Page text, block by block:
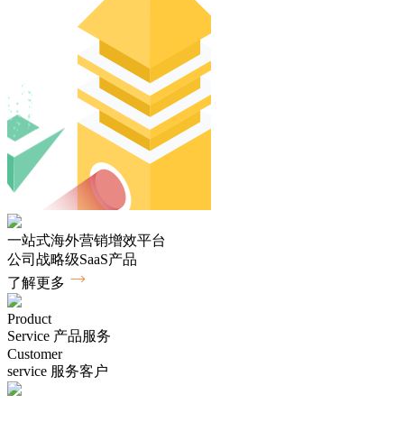
一站式海外营销增效平台
公司战略级SaaS产品
了解更多
Product
Service 产品服务
Customer
service 服务客户